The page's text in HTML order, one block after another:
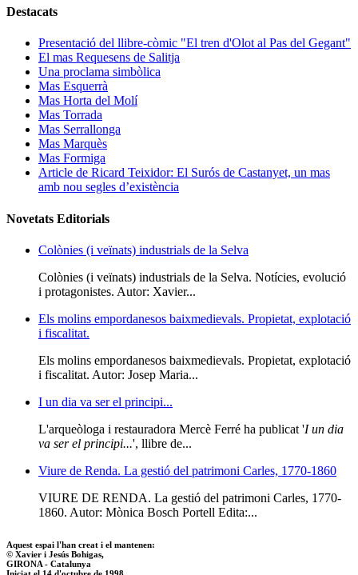
Destacats
Presentació del llibre-còmic "El tren d'Olot al Pas del Gegant"
El mas Requesens de Salitja
Una proclama simbòlica
Mas Esquerrà
Mas Horta del Molí
Mas Torrada
Mas Serrallonga
Mas Marquès
Mas Formiga
Article de Ricard Teixidor: El Surós de Castanyet, un mas
amb nou segles d’existència
Novetats Editorials
Colònies (i veïnats) industrials de la Selva
Colònies (i veïnats) industrials de la Selva. Notícies, evolució
i protagonistes. Autor: Xavier...
Els molins empordanesos baixmedievals. Propietat, explotació
i fiscalitat.
Els molins empordanesos baixmedievals. Propietat, explotació
i fiscalitat. Autor: Josep Maria...
I un dia va ser el principi...
L'arqueòloga i restauradora Mercè Ferré ha publicat 'I un dia
va ser el principi...', llibre de...
Viure de Renda. La gestió del patrimoni Carles, 1770-1860
VIURE DE RENDA. La gestió del patrimoni Carles, 1770-
1860. Autor: Mònica Bosch Portell Edita:...
Aquest espai l'han creat i el mantenen:
© Xavier i Jesús Bohigas,
GIRONA - Catalunya